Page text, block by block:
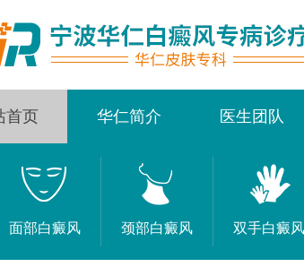
首页 华仁简介 医生团队
面部白癜风 颈部白癜风 双手白癜风